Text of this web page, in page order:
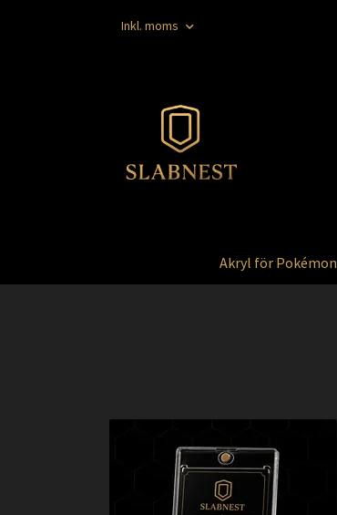
Inkl. moms
Akryl för Pokémon